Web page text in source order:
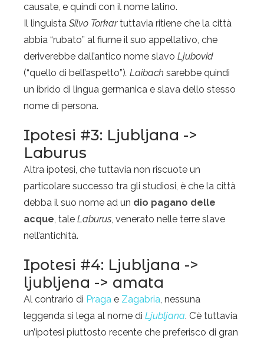
causate, e quindi con il nome latino.
Il linguista Silvo Torkartuttavia ritiene che la città
abbia “rubato” al fiume il suo appellativo, che
deriverebbe dall’antico nome slavo Ljubovid
(“quello di bell’aspetto”). Laibach sarebbe quindi
un ibrido di lingua germanica e slava dello stesso
nome di persona.
Ipotesi #3: Ljubljana ->
Laburus
Altra ipotesi, che tuttavia non riscuote un
particolare successo tra gli studiosi, è che la città
debba il suo nome ad un dio pagano delle
acque, tale Laburus, venerato nelle terre slave
nell’antichità.
Ipotesi #4: Ljubljana ->
ljubljena -> amata
Al contrario di Praga e Zagabria, nessuna
leggenda si lega al nome di Ljubljana. C’è tuttavia
un’ipotesi piuttosto recente che preferisco di gran